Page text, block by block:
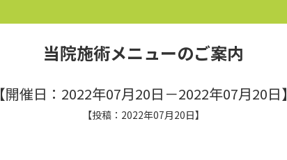
当院施術メニューのご案内
【開催日：2022年07月20日－2022年07月20日】
【投稿：2022年07月20日】